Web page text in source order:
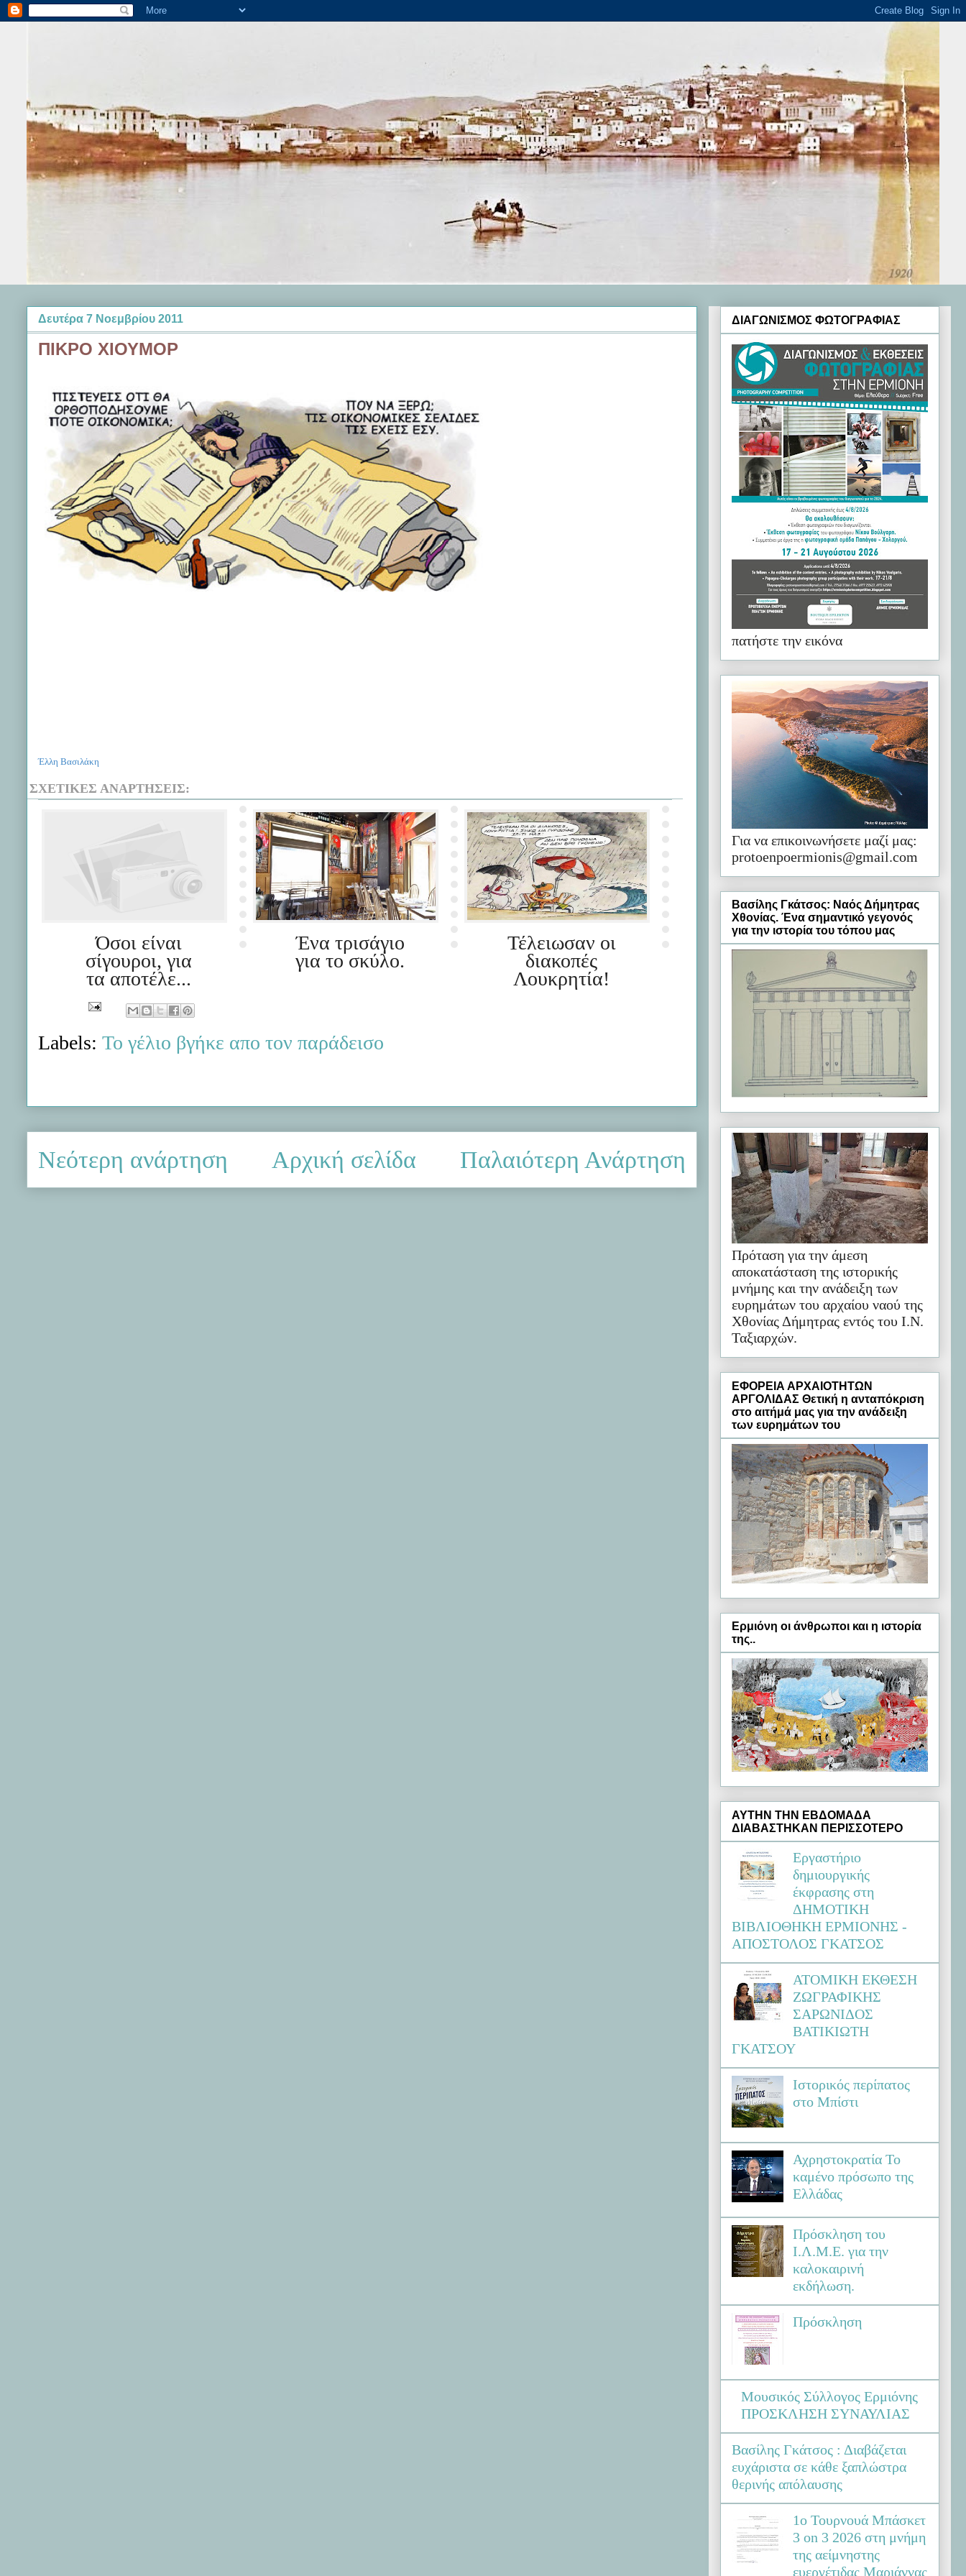
Δευτέρα 7 Νοεμβρίου 2011
ΠΙΚΡΟ ΧΙΟΥΜΟΡ
Έλλη Βασιλάκη
ΣΧΕΤΙΚΈΣ ΑΝΑΡΤΉΣΕΙΣ:
Όσοι είναι
σίγουροι, για
τα αποτέλε...
Ένα τρισάγιο
για το σκύλο.
Τέλειωσαν οι
διακοπές
Λουκρητία!
Labels: Το γέλιο βγήκε απο τον παράδεισο
Νεότερη ανάρτηση Παλαιότερη Ανάρτηση
Αρχική σελίδα
ΔΙΑΓΩΝΙΣΜΟΣ ΦΩΤΟΓΡΑΦΙΑΣ
πατήστε την εικόνα
Για να επικοινωνήσετε μαζί μας:
protoenpoermionis@gmail.com
Βασίλης Γκάτσος: Ναός Δήμητρας
Χθονίας. Ένα σημαντικό γεγονός
για την ιστορία του τόπου μας
Πρόταση για την άμεση
αποκατάσταση της ιστορικής
μνήμης και την ανάδειξη των
ευρημάτων του αρχαίου ναού της
Χθονίας Δήμητρας εντός του Ι.Ν.
Ταξιαρχών.
ΕΦΟΡΕΙΑ ΑΡΧΑΙΟΤΗΤΩΝ
ΑΡΓΟΛΙΔΑΣ Θετική η ανταπόκριση
στο αιτήμά μας για την ανάδειξη
των ευρημάτων του
Ερμιόνη oι άνθρωποι και η ιστορία
της..
ΑΥΤΗΝ ΤΗΝ ΕΒΔΟΜΑΔΑ
ΔΙΑΒΑΣΤΗΚΑΝ ΠΕΡΙΣΣΟΤΕΡΟ
Εργαστήριο
δημιουργικής
έκφρασης στη
ΔΗΜΟΤΙΚΗ
ΒΙΒΛΙΟΘΗΚΗ ΕΡΜΙΟΝΗΣ -
ΑΠΟΣΤΟΛΟΣ ΓΚΑΤΣΟΣ
ΑΤΟΜΙΚΗ ΕΚΘΕΣΗ
ΖΩΓΡΑΦΙΚΗΣ
ΣΑΡΩΝΙΔΟΣ
ΒΑΤΙΚΙΩΤΗ
ΓΚΑΤΣΟΥ
Ιστορικός περίπατος
στο Μπίστι
Αχρηστοκρατία Το
καμένο πρόσωπο της
Ελλάδας
Πρόσκληση του
Ι.Λ.Μ.Ε. για την
καλοκαιρινή
εκδήλωση.
Πρόσκληση
Μουσικός Σύλλογος Ερμιόνης
ΠΡΟΣΚΛΗΣΗ ΣΥΝΑΥΛΙΑΣ
Βασίλης Γκάτσος : Διαβάζεται
ευχάριστα σε κάθε ξαπλώστρα
θερινής απόλαυσης
1ο Τουρνουά Μπάσκετ
3 on 3 2026 στη μνήμη
της αείμνηστης
ευεργέτιδας Μαριάννας